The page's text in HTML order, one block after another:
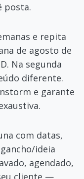
posta.
e repita
de agosto de
Na segunda
diferente.
e garante
com datas,
ideia
agendado,
cliente —